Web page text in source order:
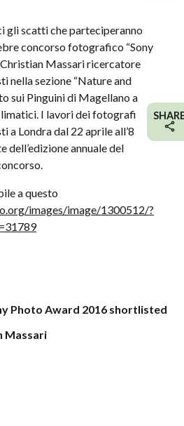
gli scatti che parteciperanno
concorso fotografico “Sony
Massari ricercatore
nella sezione “Nature and
sui Pinguini di Magellano a
I lavori dei fotografi
a Londra dal 22 aprile all’8
dell’edizione annuale del
a questo
images/image/1300512/?
Photo Award 2016 shortlisted
Massari